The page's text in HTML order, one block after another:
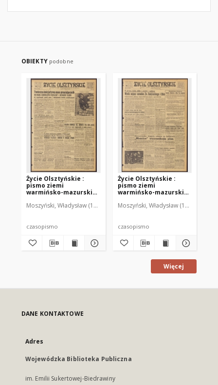
OBIEKTY podobne
Życie Olsztyńskie :
pismo ziemi
warmińsko-mazurskiej,
Moszyński, Władysław (1922-2001). Red. Mroczkowski, Włodzimierz
czasopismo
Życie Olsztyńskie :
pismo ziemi
warmińsko-mazurskiej,
Moszyński, Władysław (1922-2001).
czasopismo
Więcej
DANE KONTAKTOWE
Adres
Wojewódzka Biblioteka Publiczna
im. Emilii Sukertowej-Biedrawiny